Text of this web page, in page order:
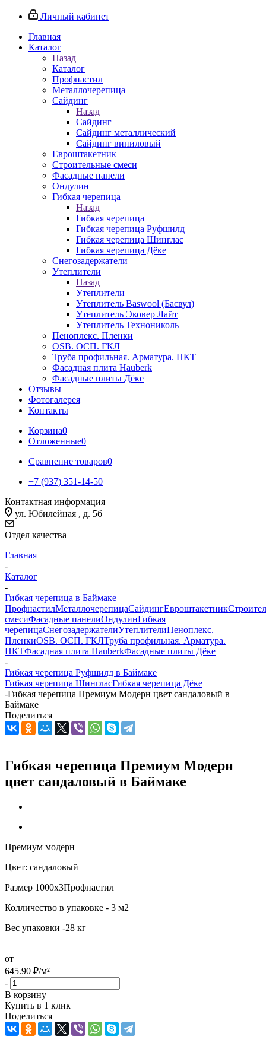
Личный кабинет
Главная
Каталог
Назад
Каталог
Профнастил
Металлочерепица
Сайдинг
Назад
Сайдинг
Сайдинг металлический
Сайдинг виниловый
Евроштакетник
Строительные смеси
Фасадные панели
Ондулин
Гибкая черепица
Назад
Гибкая черепица
Гибкая черепица Руфшилд
Гибкая черепица Шинглас
Гибкая черепица Дёке
Снегозадержатели
Утеплители
Назад
Утеплители
Утеплитель Baswool (Басвул)
Утеплитель Эковер Лайт
Утеплитель Технониколь
Пеноплекс. Пленки
OSB. ОСП. ГКЛ
Труба профильная. Арматура. НКТ
Фасадная плита Hauberk
Фасадные плиты Дёке
Отзывы
Фотогалерея
Контакты
Корзина0
Отложенные0
Сравнение товаров0
+7 (937) 351-14-50
Контактная информация
ул. Юбилейная , д. 5б
Отдел качества
Главная
-
Каталог
-
Гибкая черепица в Баймаке
ПрофнастилМеталлочерепицаСайдингЕвроштакетник
смесиФасадные панелиОндулинГибкая
черепицаСнегозадержателиУтеплителиПеноплекс.
ПленкиOSB. ОСП. ГКЛТруба профильная. Арматура.
НКТФасадная плита HauberkФасадные плиты Дёке
-
Гибкая черепица Руфшилд в Баймаке
Гибкая черепица ШингласГибкая черепица Дёке
-Гибкая черепица Премиум Модерн цвет сандаловый в
Баймаке
Поделиться
Гибкая черепица Премиум Модерн
цвет сандаловый в Баймаке
Премиум модерн
Цвет: сандаловый
Размер 1000х3Профнастил
Колличество в упаковке - 3 м2
Вес упаковки -28 кг
от
645.90 ₽/м²
-
+
В корзину
Купить в 1 клик
Поделиться